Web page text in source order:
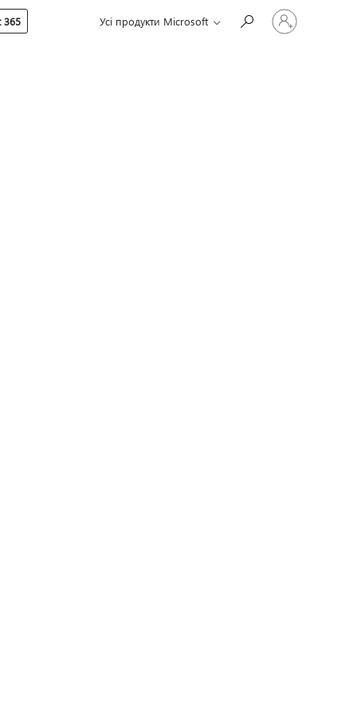
365 Усі продукти Microsoft
Увійдіть
свій